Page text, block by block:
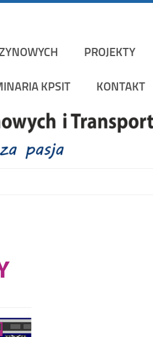
PROJEKTY
KPSIT KONTAKT